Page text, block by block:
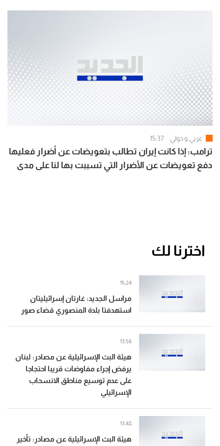
عربي و دولي 15:37
ترامب: إذا كانت إيران تطالب بتعويضات عن أضرار فعليها
دفع تعويضات عن الأضرار التي تسببت بها لنا على مدى
اخترنا لك
مراسل الجديد: غارتان إسرائيليتان
استهدفتا بلدة المنصوري قضاء صور
15:24
هيئة البث الإسرائيلية عن مصادر: لبنان
يرفض إجراء مفاوضات قريبا احتجاجا
على عدم توسيع مناطق الانسحاب
الإسرائيلي
13:56
هيئة البث الإسرائيلية عن مصادر: تأخير
13:48